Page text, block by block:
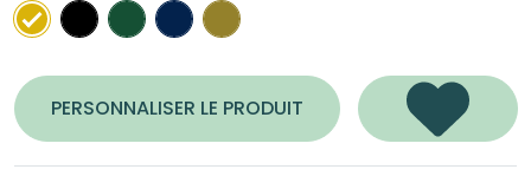
mielBlackIvy Green
Blue marine
kaki délavé
PERSONNALISER LE PRODUIT